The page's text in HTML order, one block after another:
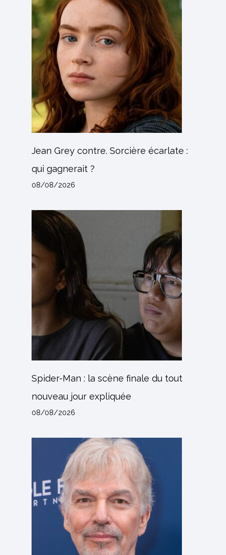
Jean Grey contre. Sorcière écarlate :
qui gagnerait ?
08/08/2026
Spider-Man : la scène finale du tout
nouveau jour expliquée
08/08/2026